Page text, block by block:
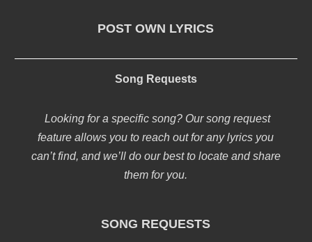
POST OWN LYRICS
Song Requests
Looking for a specific song? Our song request
feature allows you to reach out for any lyrics you
can’t find, and we’ll do our best to locate and share
them for you.
SONG REQUESTS